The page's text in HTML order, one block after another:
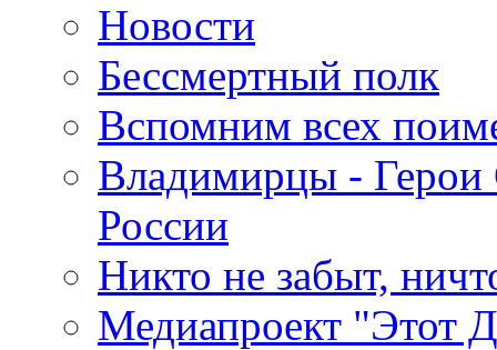
Новости
Бессмертный полк
Вспомним всех
Владимирцы - Герои
России
Никто не забыт,
Медиапроект "Этот